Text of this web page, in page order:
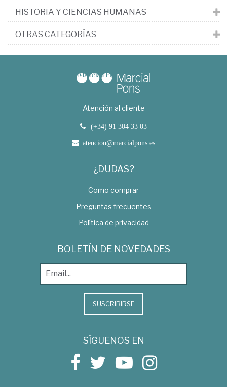
HISTORIA Y CIENCIAS HUMANAS
OTRAS CATEGORÍAS
Atención al cliente
(+34) 91 304 33 03
atencion@marcialpons.es
¿DUDAS?
Como comprar
Preguntas frecuentes
Política de privacidad
BOLETÍN DE NOVEDADES
SUSCRIBIRSE
SÍGUENOS EN